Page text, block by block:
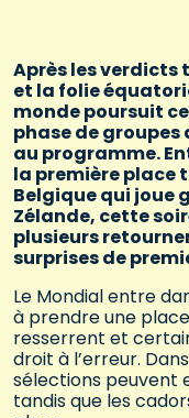
Après les verdicts
et la folie
monde poursuit
phase de groupes
au programme.
la première place
Belgique qui joue
Zélande, cette
plusieurs
surprises de
Le Mondial entre
à prendre une
resserrent et
droit à l’erreur.
sélections peuvent
tandis que les